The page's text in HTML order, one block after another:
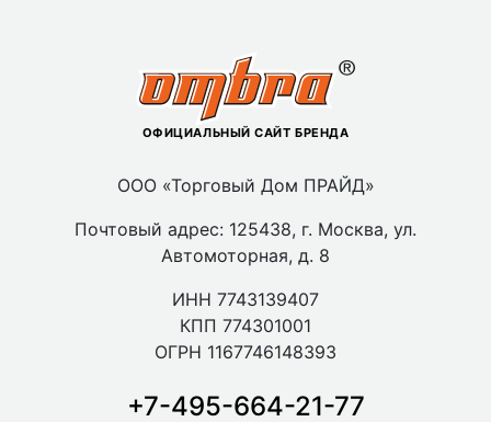
ОФИЦИАЛЬНЫЙ САЙТ БРЕНДА
ООО «Торговый Дом ПРАЙД»
Почтовый адрес: 125438, г. Москва, ул.
Автомоторная, д. 8
ИНН 7743139407
КПП 774301001
ОГРН 1167746148393
+7-495-664-21-77